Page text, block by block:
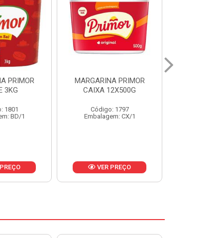
PRIMOR
1797
CX/1
MARGARINA PRIMOR CX
24X250G
Código: 1921
Embalagem: CX/1
VER PREÇO